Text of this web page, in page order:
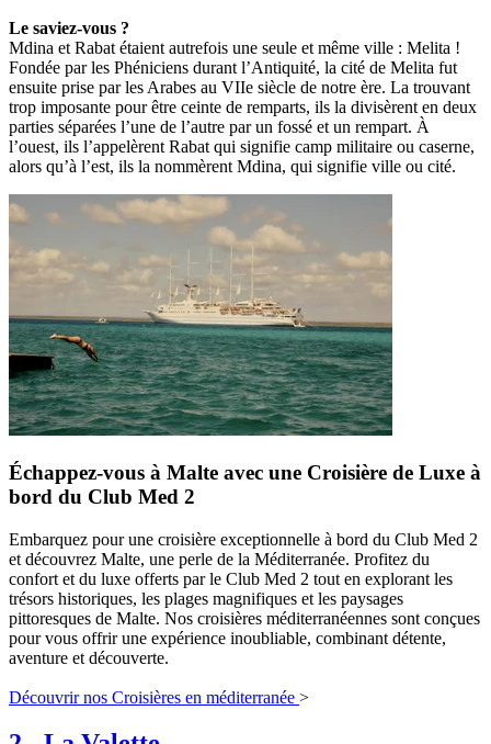
Le saviez-vous ?
Mdina et Rabat étaient autrefois une seule et même ville : Melita !
Fondée par les Phéniciens durant l’Antiquité, la cité de Melita fut
ensuite prise par les Arabes au VIIe siècle de notre ère. La trouvant
trop imposante pour être ceinte de remparts, ils la divisèrent en deux
parties séparées l’une de l’autre par un fossé et un rempart. À
l’ouest, ils l’appelèrent Rabat qui signifie camp militaire ou caserne,
alors qu’à l’est, ils la nommèrent Mdina, qui signifie ville ou cité.
Échappez-vous à Malte avec une Croisière de Luxe à
bord du Club Med 2
Embarquez pour une croisière exceptionnelle à bord du Club Med 2
et découvrez Malte, une perle de la Méditerranée. Profitez du
confort et du luxe offerts par le Club Med 2 tout en explorant les
trésors historiques, les plages magnifiques et les paysages
pittoresques de Malte. Nos croisières méditerranéennes sont conçues
pour vous offrir une expérience inoubliable, combinant détente,
aventure et découverte.
Découvrir nos Croisières en méditerranée >